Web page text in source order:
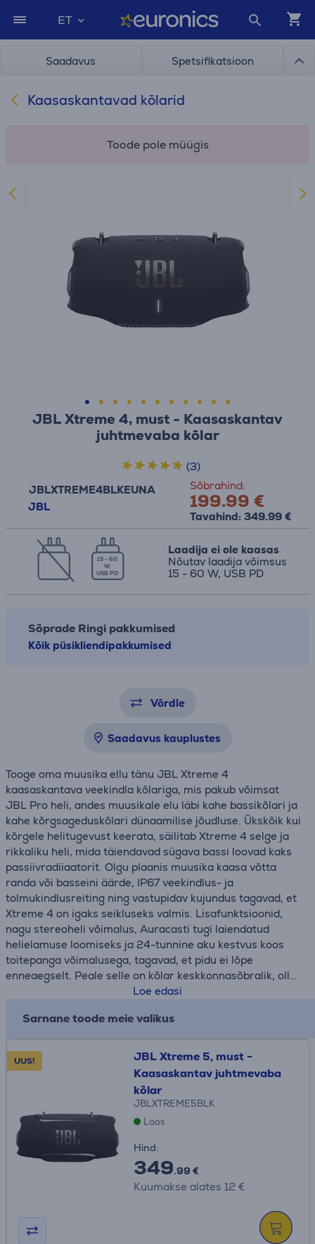
ET
Saadavus Spetsifikatsioon
Kaasaskantavad kõlarid
Toode pole müügis
JBL Xtreme 4, must - Kaasaskantav
juhtmevaba kõlar
JBLXTREME4BLKEUNA
JBL
Sõbrahind:
199.99 €
Tavahind: 349.99 €
(3)
15 - 60
W
USB PD
Laadija ei ole kaasas
Nõutav laadija võimsus
15 - 60 W, USB PD
Sõprade Ringi pakkumised
Kõik püsikliendipakkumised
Võrdle
Saadavus kauplustes
Tooge oma muusika ellu tänu JBL Xtreme 4
kaasaskantava veekindla kõlariga, mis pakub võimsat
JBL Pro heli, andes muusikale elu läbi kahe bassikõlari ja
kahe kõrgsageduskõlari dünaamilise jõudluse. Ükskõik kui
kõrgele helitugevust keerata, säilitab Xtreme 4 selge ja
rikkaliku heli, mida täiendavad sügava bassi loovad kaks
passiivradiiaatorit. Olgu plaanis muusika kaasa võtta
randa või basseini äärde, IP67 veekindlus- ja
tolmukindlusreiting ning vastupidav kujundus tagavad, et
Xtreme 4 on igaks seikluseks valmis. Lisafunktsioonid,
nagu stereoheli võimalus, Auracasti tugi laiendatud
helielamuse loomiseks ja 24-tunnine aku kestvus koos
toitepanga võimalusega, tagavad, et pidu ei lõpe
enneaegselt. Peale selle on kõlar keskkonnasõbralik, olles
valmistatud taaskasutatud materjalidest, tuues sinuni
oled.
Laadimisadapter ei ole kaasas.
Loe edasi
Sarnane toode meie valikus
UUS!
JBL Xtreme 5, must -
Kaasaskantav juhtmevaba
kõlar
JBLXTREME5BLK
Laos
Hind:
349.99 €
Kuumakse alates 12 €